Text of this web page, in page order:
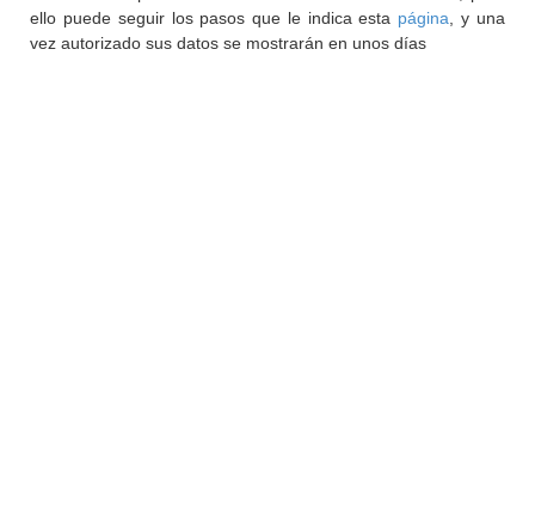
ello puede seguir los pasos que le indica esta página , y una
vez autorizado sus datos se mostrarán en unos días